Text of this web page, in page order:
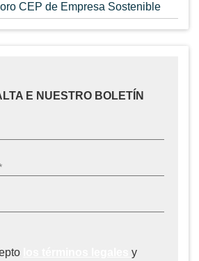
CEP de Empresa Sostenible
E NUESTRO BOLETÍN
y